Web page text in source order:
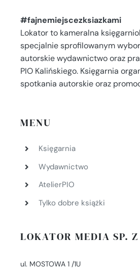
#fajnemiejscezksiazkami
Lokator to kameralna
specjalnie sprofilowanym
autorskie wydawnictwo oraz
PIO Kalińskiego. Księgarnia
spotkania autorskie oraz
MENU
Księgarnia
Wydawnictwo
AtelierPIO
Tylko dobre książki
LOKATOR MEDIA SP. Z
ul. MOSTOWA 1 /1U